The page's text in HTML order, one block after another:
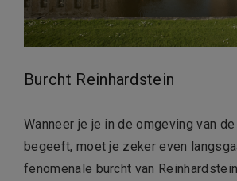
Burcht Reinhardstein
Wanneer je je in de omgeving van
begeeft, moet je zeker even
fenomenale burcht van